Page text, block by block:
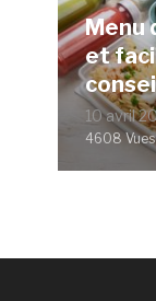
Menu
et
10 avril
4608 Vues